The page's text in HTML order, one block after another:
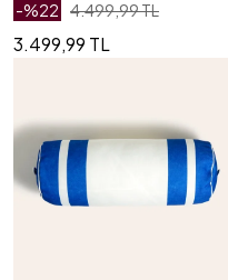
-%22 4.499,99 TL
3.499,99 TL